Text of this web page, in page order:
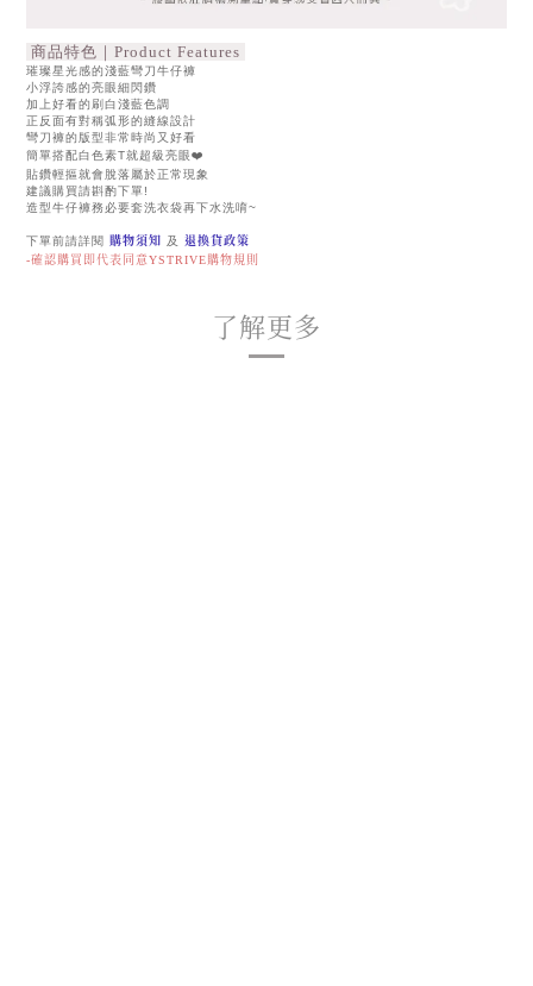
商品特色｜Product Features
璀璨星光感的淺藍彎刀牛仔褲
小浮誇感的亮眼細閃鑽
加上好看的刷白淺藍色調
正反面有對稱弧形的縫線設計
彎刀褲的版型非常時尚又好看
簡單搭配白色素T就超級亮眼❤️
貼鑽輕摳就會脫落屬於正常現象
建議購買請斟酌下單!
造型牛仔褲務必要套洗衣袋再下水洗唷~
下單前請詳閱 購物須知 及 退換貨政策
-確認購買即代表同意YSTRIVE購物規則
了解更多